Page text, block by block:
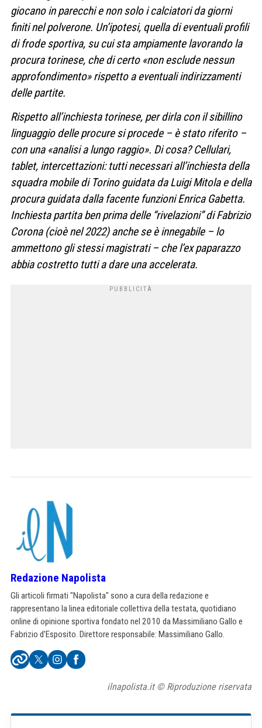
giocano in parecchi e non solo i calciatori da giorni
finiti nel polverone. Un’ipotesi, quella di eventuali profili
di frode sportiva, su cui sta ampiamente lavorando la
procura torinese, che di certo «non esclude nessun
approfondimento» rispetto a eventuali indirizzamenti
delle partite.
Rispetto all’inchiesta torinese, per dirla con il sibillino
linguaggio delle procure si procede – è stato riferito –
con una «analisi a lungo raggio». Di cosa? Cellulari,
tablet, intercettazioni: tutti necessari all’inchiesta della
squadra mobile di Torino guidata da Luigi Mitola e della
procura guidata dalla facente funzioni Enrica Gabetta.
Inchiesta partita ben prima delle “rivelazioni” di Fabrizio
Corona (cioè nel 2022) anche se è innegabile – lo
ammettono gli stessi magistrati – che l’ex paparazzo
abbia costretto tutti a dare una accelerata.
Redazione Napolista
Gli articoli firmati "Napolista" sono a cura della redazione e
rappresentano la linea editoriale collettiva della testata, quotidiano
online di opinione sportiva fondato nel 2010 da Massimiliano Gallo e
Fabrizio d'Esposito. Direttore responsabile: Massimiliano Gallo.
ilnapolista.it © Riproduzione riservata